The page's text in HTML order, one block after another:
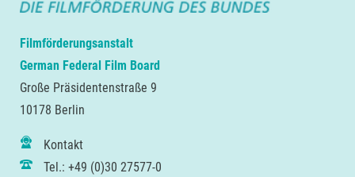
Filmförderungsanstalt
German Federal Film Board
Große Präsidentenstraße 9
10178 Berlin
Kontakt
Tel.: +49 (0)30 27577-0